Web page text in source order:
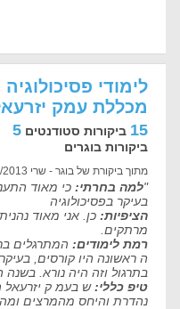
לימודי
מכללת עמק
15 ביקורות סטודנטים 5
ביקורות בוגרים
מתוך ביקורת של בוגר - שרי 22/02/2013
"למה בחרתי: כי מאוד
בעיקר בפסיכולוגיה
הציפיות: כן. אני מאוד
מרתקים.
רמת לימודים: המתרגלים
ה ראשונה היו קורסים, בעיקר
בתרגול וזה היה נורא.
טיפ כללי: ש בעמ ק יזרעאל
נהדרת והיחס מהמרצים